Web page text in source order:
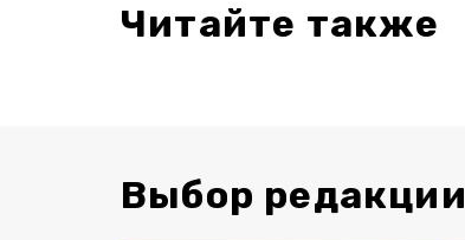
Читайте также
Выбор редакции